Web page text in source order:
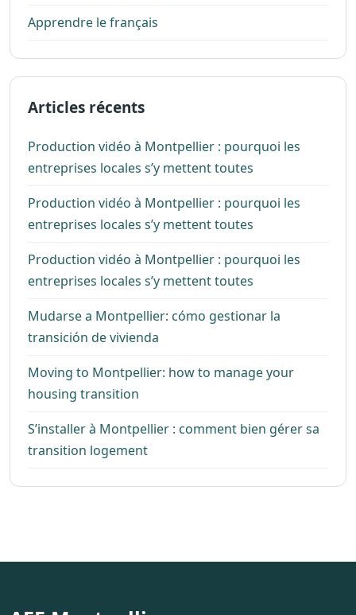
Apprendre le français
Articles récents
Production vidéo à Montpellier : pourquoi les
entreprises locales s’y mettent toutes
Production vidéo à Montpellier : pourquoi les
entreprises locales s’y mettent toutes
Production vidéo à Montpellier : pourquoi les
entreprises locales s’y mettent toutes
Mudarse a Montpellier: cómo gestionar la
transición de vivienda
Moving to Montpellier: how to manage your
housing transition
S’installer à Montpellier : comment bien gérer sa
transition logement